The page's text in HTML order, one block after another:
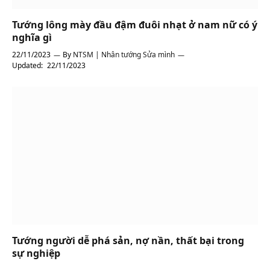
Tướng lông mày đầu đậm đuôi nhạt ở nam nữ có ý
nghĩa gì
22/11/2023 By NTSM | Nhân tướng Sửa mình
Updated: 22/11/2023
Tướng người dễ phá sản, nợ nần, thất bại trong
sự nghiệp